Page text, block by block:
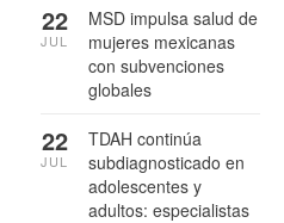
MSD impulsa salud de
mujeres mexicanas
con subvenciones
globales
22
JUL
TDAH continúa
subdiagnosticado en
adolescentes y
adultos: especialistas
22
JUL